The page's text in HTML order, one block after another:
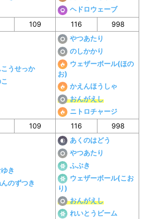
ヘドロウェーブ
109 116 998
うせっか
やつあたり
のしかかり
ウェザーボール(ほの
お)
かえんほうしゃ
おんがえし
ニトロチャージ
109 116 998
き
んのずつき
あくのはどう
やつあたり
ふぶき
ウェザーボール(こお
り)
おんがえし
れいとうビーム